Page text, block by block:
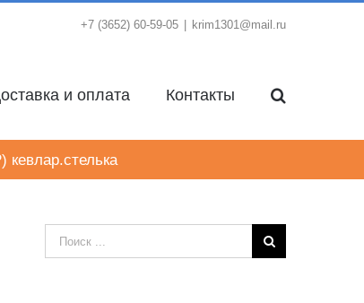
+7 (3652) 60-59-05 krim1301@mail.ru
и оплата Контакты
Результат
поиска: